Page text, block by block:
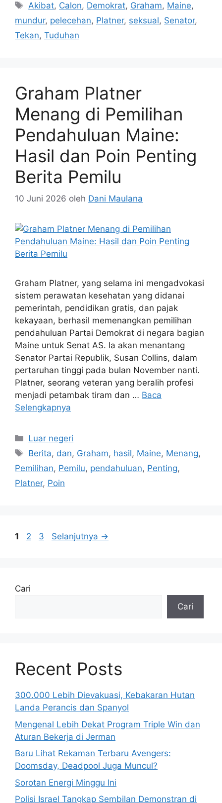
Tag
Akibat, Calon, Demokrat, Graham, Maine,
mundur, pelecehan, Platner, seksual, Senator,
Tekan, Tuduhan
Graham Platner
Menang di Pemilihan
Pendahuluan Maine:
Hasil dan Poin Penting
Berita Pemilu
10 Juni 2026 oleh Dani Maulana
Graham Platner, yang selama ini mengadvokasi
sistem perawatan kesehatan yang didanai
pemerintah, pendidikan gratis, dan pajak
kekayaan, berhasil memenangkan pemilihan
pendahuluan Partai Demokrat di negara bagian
Maine untuk Senat AS. Ia akan menantang
Senator Partai Republik, Susan Collins, dalam
pertaruhan tinggi pada bulan November nanti.
Platner, seorang veteran yang beralih profesi
menjadi petambak tiram dan … Baca
Selengkapnya
Kategori
Luar negeri
Tag
Berita, dan, Graham, hasil, Maine, Menang,
Pemilihan, Pemilu, pendahuluan, Penting,
Platner, Poin
Halaman
1 Halaman
2 Halaman
3 Selanjutnya →
Cari
Cari
Recent Posts
300.000 Lebih Dievakuasi, Kebakaran Hutan
Landa Perancis dan Spanyol
Mengenal Lebih Dekat Program Triple Win dan
Aturan Bekerja di Jerman
Baru Lihat Rekaman Terbaru Avengers:
Doomsday, Deadpool Juga Muncul?
Sorotan Energi Minggu Ini
Polisi Israel Tangkap Sembilan Demonstran di